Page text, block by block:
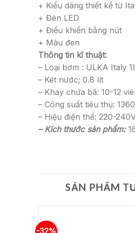
+ Kiểu dáng thiết kế từ
+ Đèn LED
+ Điều khiển bằng nút
+ Màu đen
Thông tin kĩ thuật:
– Loại bơm : ULKA Italy
– Két nước; 0.8 lít
– Khay chứa bã: 10-12
– Công suất tiêu thụ:
– Hiệu điện thế: 220-
– Kích thước sản phẩm:
SẢN PHẨM
-32%